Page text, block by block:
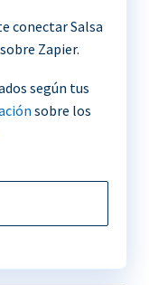
conectar Salsa
sobre Zapier.
según tus
sobre los